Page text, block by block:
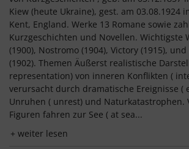
Kiew (heute Ukraine), gest. am 03.08.1924
Kent, England. Werke 13 Romane sowie
Kurzgeschichten und Novellen. Wichtigste
(1900), Nostromo (1904), Victory (1915),
(1902). Themen Äußerst realistische
representation) von inneren Konflikten (
verursacht durch dramatische Ereignisse (
Unruhen ( unrest) und Naturkatastrophen.
Figuren fahren zur See ( at sea...
weiter lesen